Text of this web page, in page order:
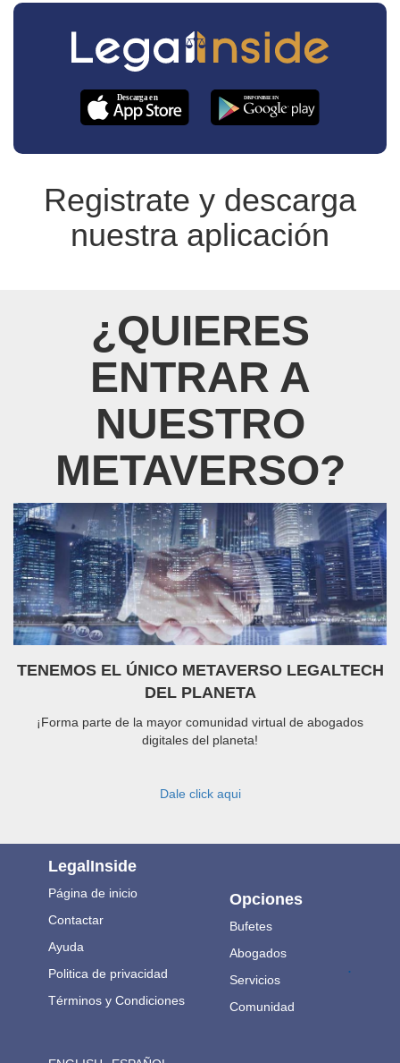
Registrate y descarga
nuestra aplicación
¿QUIERES
ENTRAR A
NUESTRO
METAVERSO?
TENEMOS EL ÚNICO METAVERSO LEGALTECH
DEL PLANETA
¡Forma parte de la mayor comunidad virtual de abogados
digitales del planeta!
Dale click aqui
LegalInside
Página de inicio
Contactar
Ayuda
Politica de privacidad
Términos y Condiciones
Opciones
Bufetes
Abogados
Servicios
Comunidad
.